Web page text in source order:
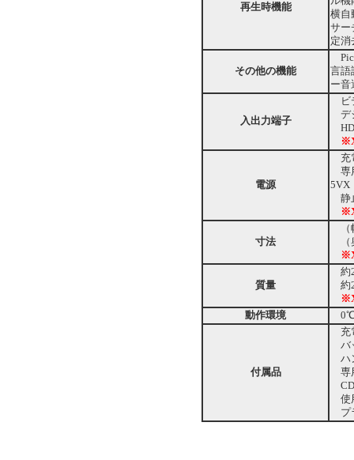
再生時機能
横自
サー
定消
その他の機能
言語
ー音
入出力端子
ビ
デ
HD
電源
充
専
5VX
静
寸法
（
（
質量
約
約
動作環境
0℃
付属品
充
バ
ハ
専
使
プ